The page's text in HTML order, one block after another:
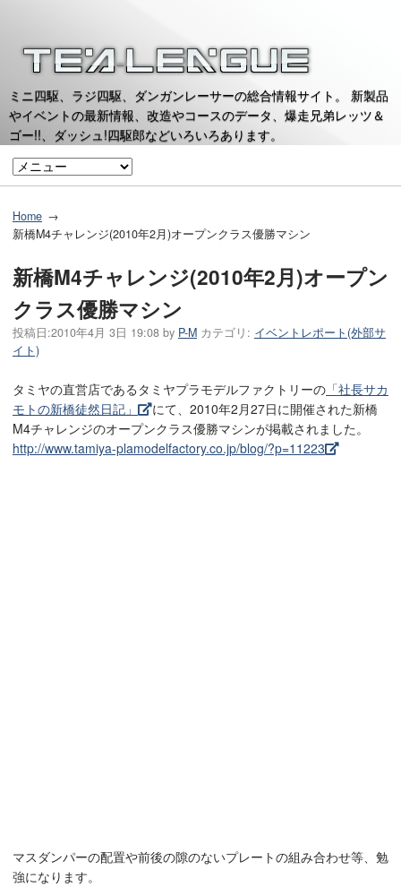
ミニ四駆、ラジ四駆、ダンガンレーサーの総合情報サイト。 新製品
やイベントの最新情報、改造やコースのデータ、爆走兄弟レッツ＆
ゴー!!、ダッシュ!四駆郎などいろいろあります。
Home
新橋M4チャレンジ(2010年2月)オープンクラス優勝マシン
新橋M4チャレンジ(2010年2月)オープン
クラス優勝マシン
投稿日:2010年4月 3日 19:08 by P-M カテゴリ: イベントレポート(外部サ
イト)
タミヤの直営店であるタミヤプラモデルファクトリーの 「社長サカ
モトの新橋徒然日記」
にて、2010年2月27日に開催された新橋
M4チャレンジのオープンクラス優勝マシンが掲載されました。
http://www.tamiya-plamodelfactory.co.jp/blog/?p=11223
マスダンパーの配置や前後の隙のないプレートの組み合わせ等、勉
強になります。